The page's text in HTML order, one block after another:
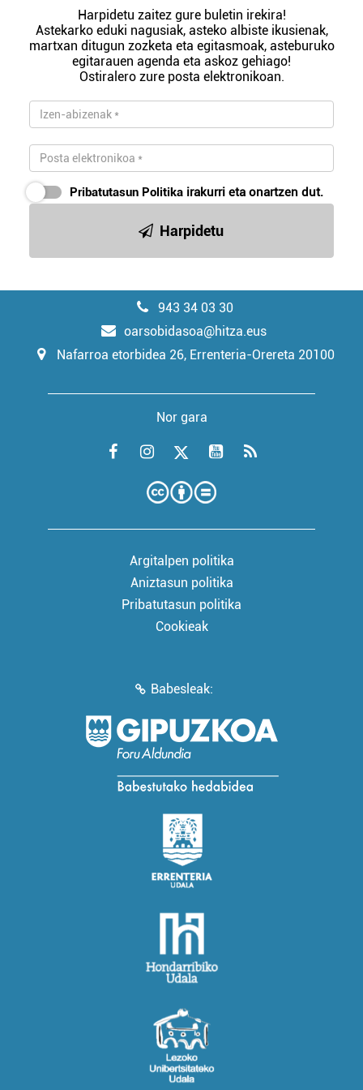
Harpidetu zaitez gure buletin irekira!
Astekarko eduki nagusiak, asteko albiste ikusienak,
martxan ditugun zozketa eta egitasmoak, asteburuko
egitarauen agenda eta askoz gehiago!
Ostiralero zure posta elektronikoan.
Pribatutasun Politika irakurri eta onartzen dut.
Harpidetu
943 34 03 30
oarsobidasoa@hitza.eus
Nafarroa etorbidea 26, Errenteria-Orereta 20100
Nor gara
Argitalpen politika
Aniztasun politika
Pribatutasun politika
Cookieak
Babesleak: